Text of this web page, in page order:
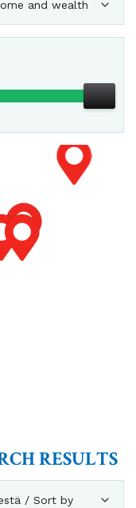
and wealth
RESULTS
/ Sort by